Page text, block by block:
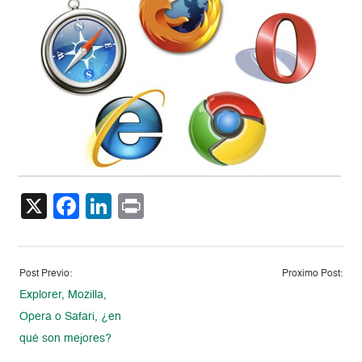
X Facebook
LinkedIn
Post Previo:
Explorer, Mozilla,
Opera o Safari, ¿en
qué son mejores?
Proximo Post: